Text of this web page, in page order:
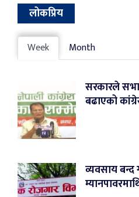
लोकप्रिय
Week Month
सरकारले
बढाएको
व्यवसाय बन्द